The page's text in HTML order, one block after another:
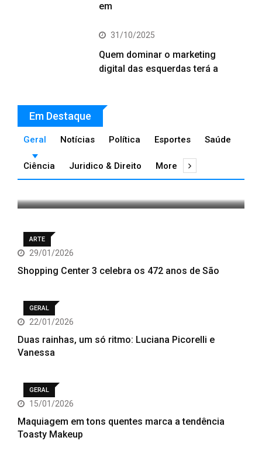
em
31/10/2025
Quem dominar o marketing
digital das esquerdas terá a
Em Destaque
Geral Notícias Política Esportes Saúde
Ciência Juridico & Direito More
admin
Carlos Eduardo Rosalba
Padilha explica por que
empresas familiares
ARTE
29/01/2026
Shopping Center 3 celebra os 472 anos de São
GERAL
22/01/2026
Duas rainhas, um só ritmo: Luciana Picorelli e
Vanessa
GERAL
15/01/2026
Maquiagem em tons quentes marca a tendência
Toasty Makeup